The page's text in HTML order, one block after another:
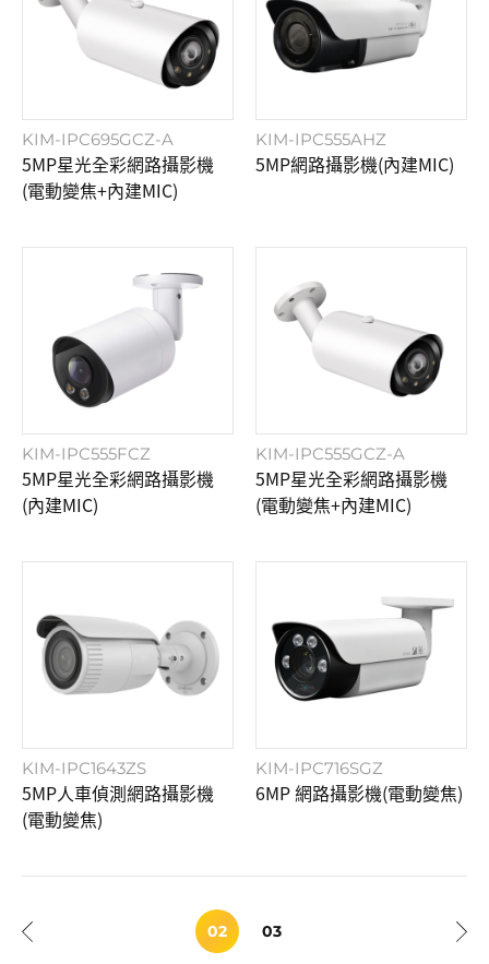
KIM-IPC695GCZ-A
5MP星光全彩網路攝影機
(電動變焦+內建MIC)
KIM-IPC555AHZ
5MP網路攝影機(內建MIC)
KIM-IPC555FCZ
5MP星光全彩網路攝影機
(內建MIC)
KIM-IPC555GCZ-A
5MP星光全彩網路攝影機
(電動變焦+內建MIC)
KIM-IPC1643ZS
5MP人車偵測網路攝影機
(電動變焦)
KIM-IPC716SGZ
6MP 網路攝影機(電動變焦)
02 03